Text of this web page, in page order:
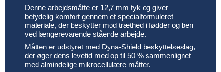
Denne arbejdsmåtte er 12,7 mm tyk og giver
betydelig komfort gennem et specialformuleret
materiale, der beskytter mod træthed i fødder og ben
ved længerevarende stående arbejde.
Måtten er udstyret med Dyna-Shield beskyttelseslag,
der øger dens levetid med op til 50 % sammenlignet
med almindelige mikrocellulære måtter.